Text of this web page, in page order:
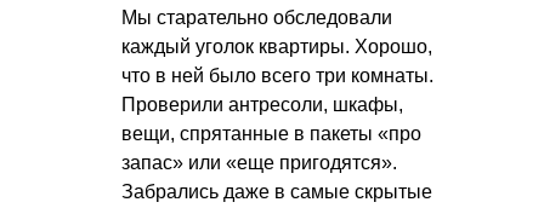
Мы старательно обследовали
каждый уголок квартиры. Хорошо,
что в ней было всего три комнаты.
Проверили антресоли, шкафы,
вещи, спрятанные в пакеты «про
запас» или «еще пригодятся».
Забрались даже в самые скрытые